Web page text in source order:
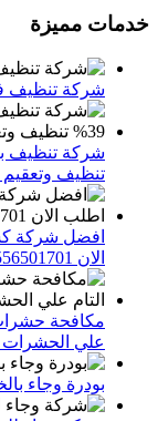
خدمات مميزة
شركة تنظيف
تنظيف وتعقيم
الان 0556501701‬‏ – تقارير معتمدة
علي الحشرات
بودرة وجاء